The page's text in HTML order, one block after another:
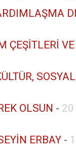
ÇEŞİTLERİ
OLSUN -
ERBAY -